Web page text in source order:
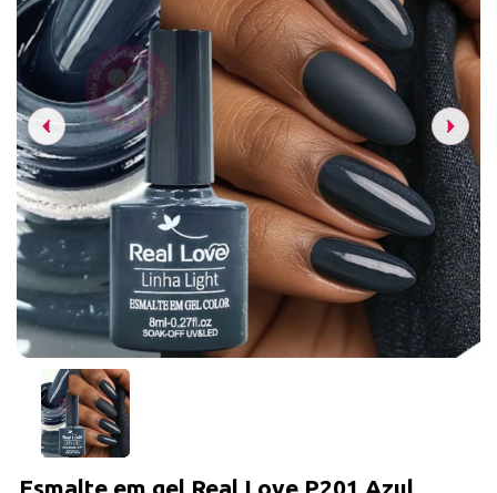
Esmalte em gel Real Love P201 Azul